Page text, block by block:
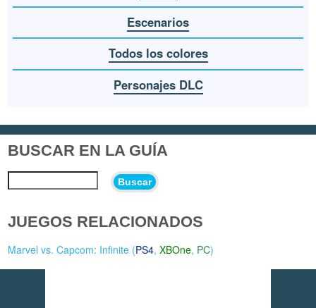
Escenarios
Todos los colores
Personajes DLC
BUSCAR EN LA GUÍA
Buscar
JUEGOS RELACIONADOS
Marvel vs. Capcom: Infinite (PS4,XBOne, PC)